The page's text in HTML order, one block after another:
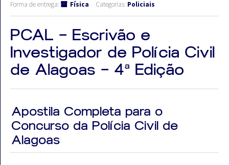
Forma de entrega: Física Categorias: Policiais
PCAL – Escrivão e
Investigador de Polícia Civil
de Alagoas – 4ª Edição
Apostila Completa para o
Concurso da Polícia Civil de
Alagoas